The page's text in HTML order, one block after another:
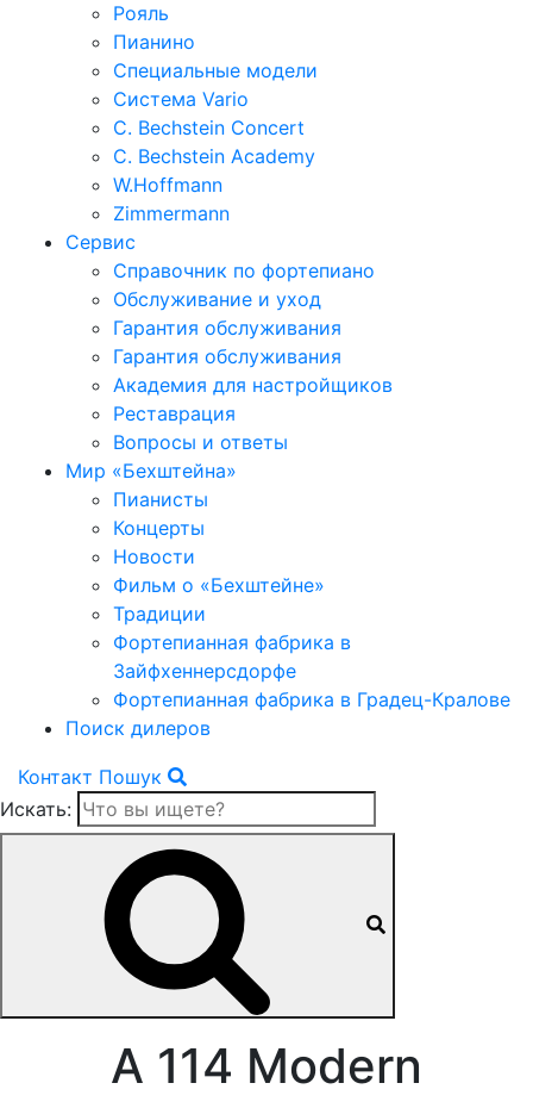
Рояль
Пианино
Специальные модели
Система Vario
C. Bechstein Concert
C. Bechstein Academy
W.Hoffmann
Zimmermann
Сервис
Справочник по фортепиано
Обслуживание и уход
Гарантия обслуживания
Гарантия обслуживания
Академия для настройщиков
Реставрация
Вопросы и ответы
Мир «Бехштейна»
Пианисты
Концерты
Новости
Фильм о «Бехштейне»
Традиции
Фортепианная фабрика в
Зайфхеннерсдорфе
Фортепианная фабрика в Градец-Кралове
Поиск дилеров
Контакт Пошук
Искать:
A 114 Modern